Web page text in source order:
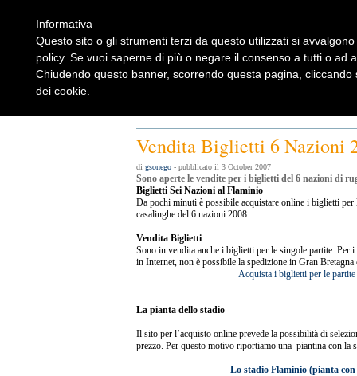
Vendita Biglietti 6 Nazioni
di gsonego - pubblicato il 3 October 2007
Sono aperte le vendite per i biglietti del 6 nazioni di
Biglietti Sei Nazioni al Flaminio
Da pochi minuti è possibile acquistare online i biglietti per
casalinghe del 6 nazioni 2008.
Vendita Biglietti
Sono in vendita anche i biglietti per le singole partite. Per
in Internet, non è possibile la spedizione in Gran Bretagna
Acquista i biglietti per le
La pianta dello stadio
Il sito per l’acquisto online prevede la possibilità di
prezzo. Per questo motivo riportiamo una piantina con la
Lo stadio Flaminio (pianta
Informativa
Questo sito o gli strumenti terzi da questo utilizzati si
policy. Se vuoi saperne di più o negare il consenso a tutti o ad
Chiudendo questo banner, scorrendo questa pagina,
dei cookie.